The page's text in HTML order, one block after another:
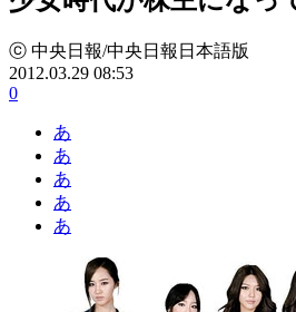
ⓒ 中央日報/中央日報日本語版
2012.03.29 08:53
0
あ
あ
あ
あ
あ